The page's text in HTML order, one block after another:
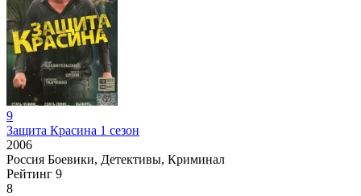
9
Защита Красина 1 сезон
2006
Россия Боевики, Детективы, Криминал
Рейтинг 9
8